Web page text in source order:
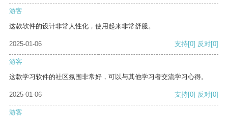
游客
这款软件的设计非常人性化，使用起来非常舒服。
2025-01-06 支持[0] 反对[0]
游客
这款学习软件的社区氛围非常好，可以与其他学习者交流学习心得。
2025-01-06 支持[0] 反对[0]
游客